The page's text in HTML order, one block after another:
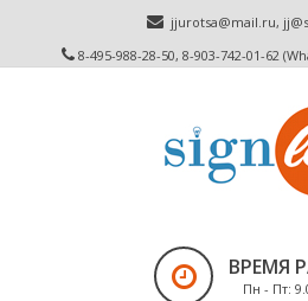
jjurotsa@mail.ru,
8-495-988-28-50, 8-903-742-01-62
ВРЕМЯ
Пн - Пт: